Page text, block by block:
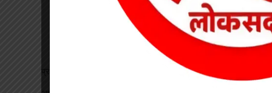
प्रधान पाठक पर हमला, स्कूल का चपरासी गिरफ्तार